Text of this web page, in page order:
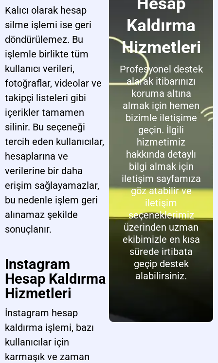
Kalıcı olarak hesap
silme işlemi ise geri
döndürülemez. Bu
işlemle birlikte tüm
kullanıcı verileri,
fotoğraflar, videolar ve
takipçi listeleri gibi
içerikler tamamen
silinir. Bu seçeneği
tercih eden kullanıcılar,
hesaplarına ve
verilerine bir daha
erişim sağlayamazlar,
bu nedenle işlem geri
alınamaz şekilde
sonuçlanır.
Instagram
Hesap Kaldırma
Hizmetleri
İnstagram hesap
kaldırma işlemi, bazı
kullanıcılar için
karmaşık ve zaman
Kaldırma
Hizmetleri
Profesyonel destek
alarak itibarınızı
koruma altına
almak için hemen
bizimle iletişime
geçin. İlgili
hizmetimiz
hakkında detaylı
bilgi almak için
iletişim sayfamıza
göz atabilir ve
iletişim
seçeneklerimiz
üzerinden uzman
ekibimizle en kısa
sürede irtibata
geçip destek
alabilirsiniz.